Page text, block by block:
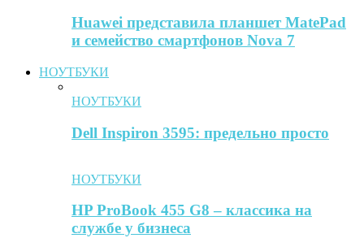
Huawei представила планшет MatePad
и семейство смартфонов Nova 7
НОУТБУКИ
НОУТБУКИ
Dell Inspiron 3595: предельно просто
НОУТБУКИ
HP ProBook 455 G8 – классика на
службе у бизнеса